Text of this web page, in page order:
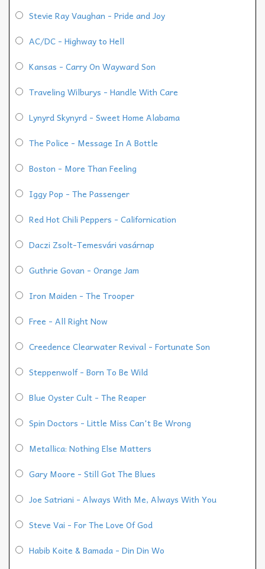
Stevie Ray Vaughan - Pride and Joy
AC/DC - Highway to Hell
Kansas - Carry On Wayward Son
Traveling Wilburys - Handle With Care
Lynyrd Skynyrd - Sweet Home Alabama
The Police - Message In A Bottle
Boston - More Than Feeling
Iggy Pop - The Passenger
Red Hot Chili Peppers - Californication
Daczi Zsolt-Temesvári vasárnap
Guthrie Govan - Orange Jam
Iron Maiden - The Trooper
Free - All Right Now
Creedence Clearwater Revival - Fortunate Son
Steppenwolf - Born To Be Wild
Blue Oyster Cult - The Reaper
Spin Doctors - Little Miss Can't Be Wrong
Metallica: Nothing Else Matters
Gary Moore - Still Got The Blues
Joe Satriani - Always With Me, Always With You
Steve Vai - For The Love Of God
Habib Koite & Bamada - Din Din Wo